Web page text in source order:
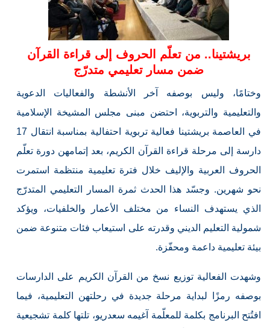
بريشتينا.. من تعلّم الحروف إلى قراءة القرآن
ضمن مسار تعليمي متدرّج
وختامًا، وليس بوصفه آخر الأنشطة والفعاليات الدعوية
والتعليمية والتربوية، احتضن مبنى مجلس المشيخة الإسلامية
في العاصمة بريشتينا فعالية تربوية احتفالية بمناسبة انتقال 17
دارسة إلى مرحلة قراءة القرآن الكريم، بعد إتمامهن دورة تعلّم
الحروف العربية والإليف خلال فترة تعليمية منتظمة استمرت
نحو شهرين. وجسّد هذا الحدث ثمرة المسار التعليمي المتدرّج
الذي يستهدف النساء من مختلف الأعمار والخلفيات، ويؤكد
شمولية التعليم الديني وقدرته على استيعاب فئات متنوعة ضمن
بيئة تعليمية داعمة ومحفّزة.
وشهدت الفعالية توزيع نسخ من القرآن الكريم على الدارسات
بوصفه رمزًا لبداية مرحلة جديدة في رحلتهن التعليمية، فيما
افتُتح البرنامج بكلمة للمعلّمة آغيمه سعدريو، تلتها كلمة تشجيعية